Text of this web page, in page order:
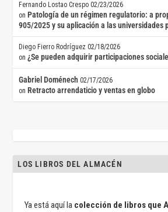
Fernando Lostao Crespo 02/23/2026
on Patología de un régimen regulatorio: a
905/2025 y su aplicación a las universidades
Diego Fierro Rodríguez 02/18/2026
on¿Se pueden adquirir participaciones
Gabriel Doménech 02/17/2026
on Retracto arrendaticio y ventas en globo
LOS LIBROS DEL ALMACÉN
Ya está aquí la colección de libros que